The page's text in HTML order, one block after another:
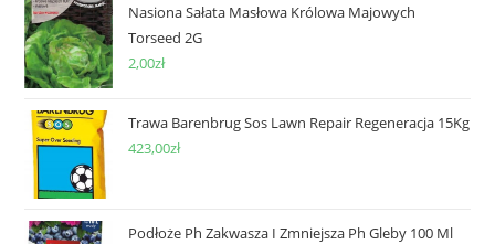
Nasiona Sałata Masłowa Królowa Majowych
Torseed 2G
2,00zł
Trawa Barenbrug Sos Lawn Repair Regeneracja 15Kg
423,00zł
Podłoże Ph Zakwasza I Zmniejsza Ph Gleby 100 Ml